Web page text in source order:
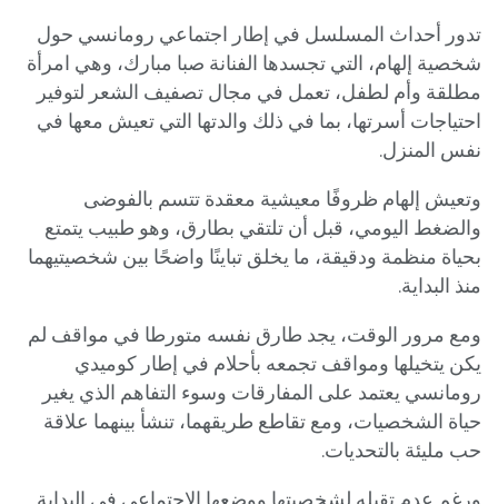
تدور أحداث المسلسل في إطار اجتماعي رومانسي حول
شخصية إلهام، التي تجسدها الفنانة صبا مبارك، وهي امرأة
مطلقة وأم لطفل، تعمل في مجال تصفيف الشعر لتوفير
احتياجات أسرتها، بما في ذلك والدتها التي تعيش معها في
نفس المنزل.
وتعيش إلهام ظروفًا معيشية معقدة تتسم بالفوضى
والضغط اليومي، قبل أن تلتقي بطارق، وهو طبيب يتمتع
بحياة منظمة ودقيقة، ما يخلق تباينًا واضحًا بين شخصيتيهما
منذ البداية.
ومع مرور الوقت، يجد طارق نفسه متورطا في مواقف لم
يكن يتخيلها ومواقف تجمعه بأحلام في إطار كوميدي
رومانسي يعتمد على المفارقات وسوء التفاهم الذي يغير
حياة الشخصيات، ومع تقاطع طريقهما، تنشأ بينهما علاقة
حب مليئة بالتحديات.